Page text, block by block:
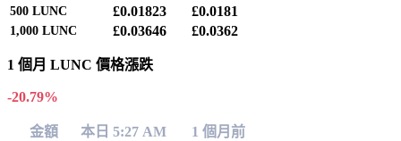
500 LUNC £0.01823 £0.0181
1,000 LUNC £0.03646 £0.0362
1 個月 LUNC 價格漲跌
-20.79%
金額 本日 5:27 AM 1 個月前